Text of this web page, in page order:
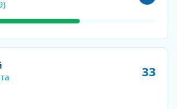
33